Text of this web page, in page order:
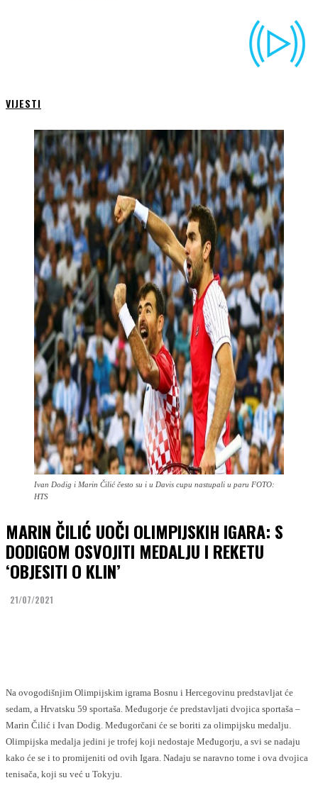
VIJESTI
Ivan Dodig i Marin Čilić često su i u Davis cupu nastupali u paru FOTO:
HTS
MARIN ČILIĆ UOČI OLIMPIJSKIH IGARA: S
DODIGOM OSVOJITI MEDALJU I REKETU
‘OBJESITI O KLIN’
21/07/2021
Na ovogodišnjim Olimpijskim igrama Bosnu i Hercegovinu predstavljat će
sedam, a Hrvatsku 59 sportaša. Međugorje će predstavljati dvojica sportaša –
Marin Čilić i Ivan Dodig. Međugorčani će se boriti za olimpijsku medalju.
Olimpijska medalja jedini je trofej koji nedostaje Međugorju, a svi se nadaju
kako će se i to promijeniti od ovih Igara. Nadaju se naravno tome i ova dvojica
tenisača, koji su već u Tokyju.